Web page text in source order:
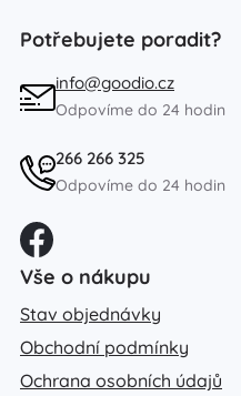
Potřebujete poradit?
info@goodio.cz
Odpovíme do 24 hodin
266 266 325
Odpovíme do 24 hodin
Vše o nákupu
Stav objednávky
Obchodní podmínky
Ochrana osobních údajů